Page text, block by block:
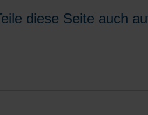
diese Seite auch